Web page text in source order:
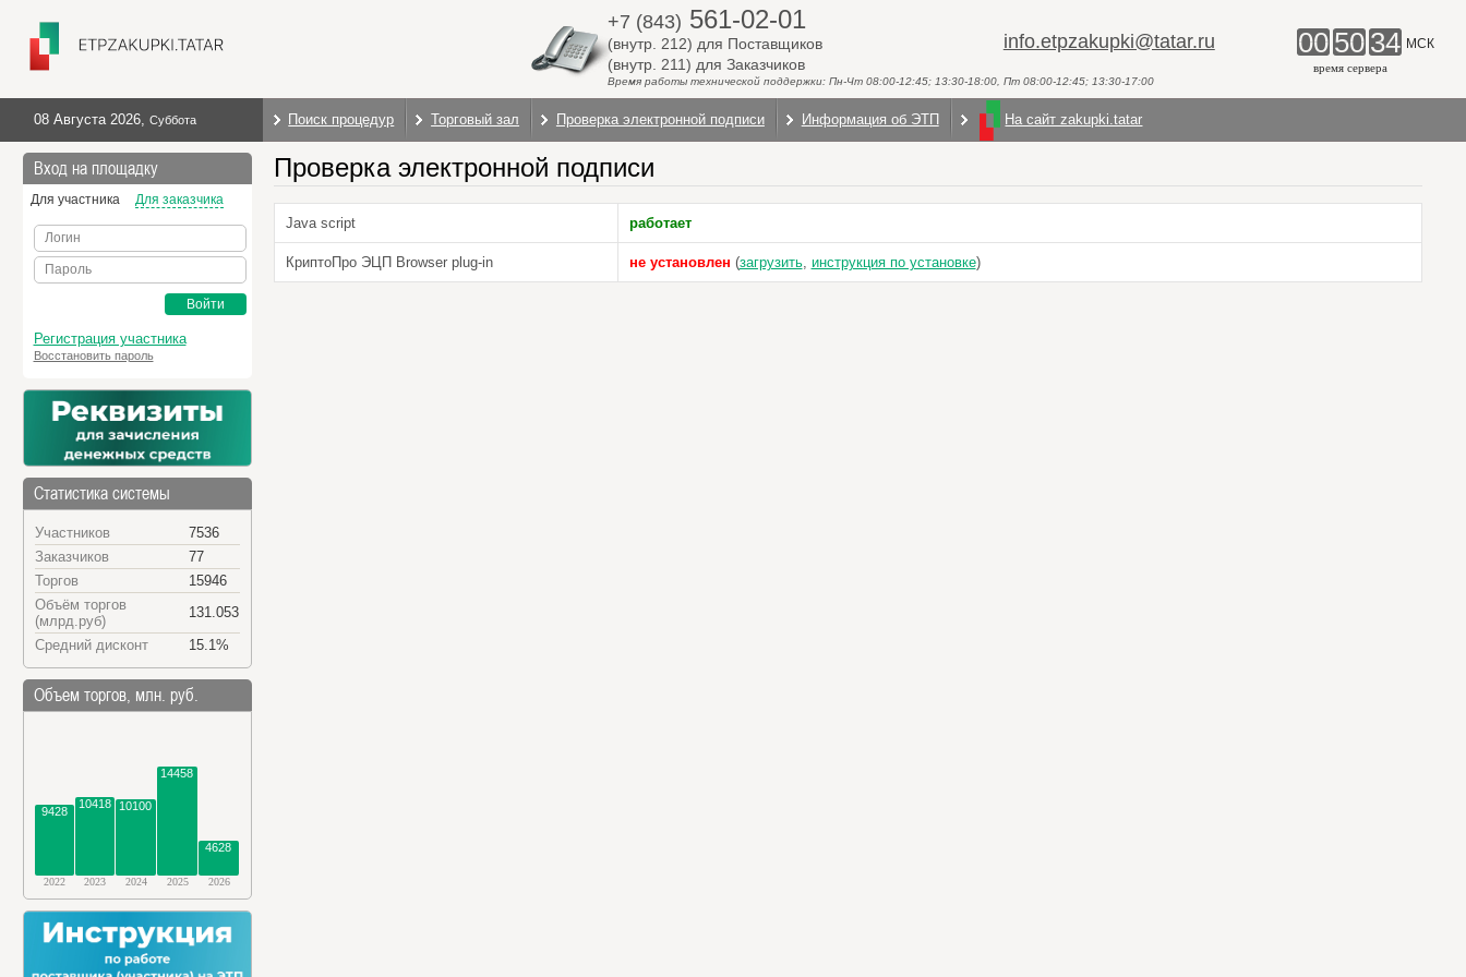
+7 (843) 561-02-01
(внутр. 212) для Поставщиков
(внутр. 211) для Заказчиков
info.etpzakupki@tatar.ru
Время работы технической поддержки: Пн-Чт 08:00-12:45; 13:30-18:00, Пт 08:00-12:45; 13:30-17:00
00 50 34 МСК
время сервера
08 Августа 2026, Суббота Поиск процедур Торговый зал Проверка электронной подписи Информация об ЭТП На сайт zakupki.tatar
Вход на площадку
Для участника Для заказчика
Логин
Пароль
Войти
Регистрация участника
Восстановить пароль
Статистика системы
Участников
7536
Заказчиков
77
Торгов
15946
Объём торгов
(млрд.руб)
131.053
Средний дисконт
15.1%
Объем торгов, млн. руб.
9428
10418 10100
14458
4628
2022 2023 2024 2025 2026
Проверка электронной подписи
Java script работает
КриптоПро ЭЦП Browser plug-in не установлен (загрузить, инструкция по установке)